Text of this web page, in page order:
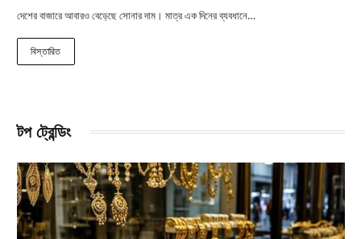
দেশের বাজারে আবারও বেড়েছে সোনার দাম। মাত্র এক দিনের ব্যবধানে…
বিস্তারিত
টপ ট্রেন্ডিং